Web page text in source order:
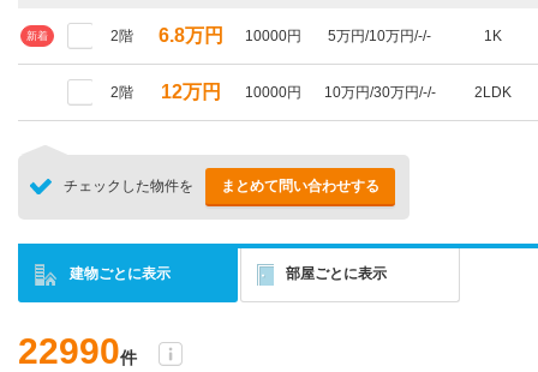
新着 2階 6.8万円 10000円 5万円/10万円/-/- 1K
2階 12万円 10000円 10万円/30万円/-/- 2LDK
チェックした物件を まとめて問い合わせする
建物ごとに表示 部屋ごとに表示
22990件